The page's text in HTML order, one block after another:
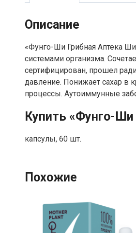
Описание
«Фунго-Ши Грибная Аптека
системами организма.
сертифицирован, прошел
давление. Понижает сахар в
процессы. Аутоиммунные
Купить «Фунго-
капсулы, 60 шт.
Похожие